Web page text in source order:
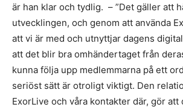
är han klar och tydlig. – ”Det gäller att
utvecklingen, och genom att använda
att vi är med och utnyttjar dagens
att det blir bra omhändertaget från
kunna följa upp medlemmarna på ett
seriöst sätt är otroligt viktigt. Den
ExorLive och våra kontakter där, gör